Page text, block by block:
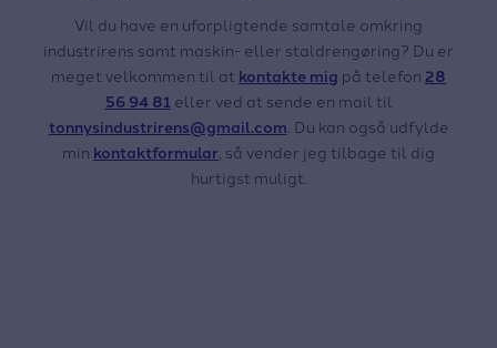
Vil du have en uforpligtende samtale omkring
industrirens samt maskin- eller staldrengøring? Du er
meget velkommen til at kontakte mig på telefon 28
56 94 81eller ved at sende en mail til
tonnysindustrirens@gmail.com. Du kan også udfylde
min kontaktformular, så vender jeg tilbage til dig
hurtigst muligt.